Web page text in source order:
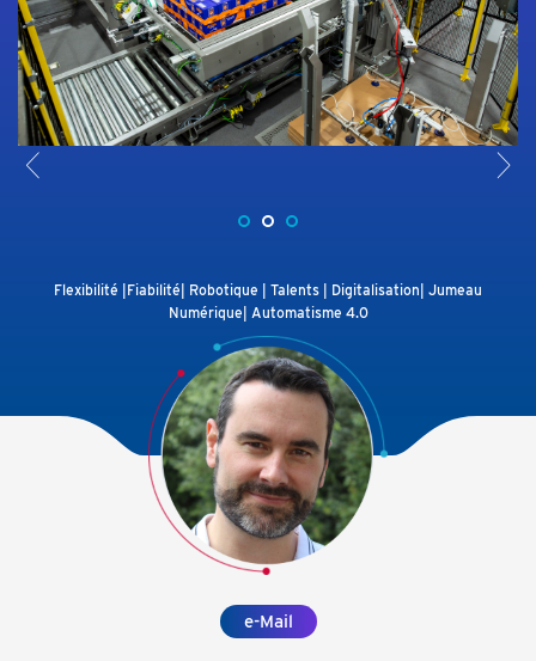
< >
Flexibilité |Fiabilité| Robotique | Talents | Digitalisation| Jumeau
Numérique| Automatisme 4.0
e-Mail